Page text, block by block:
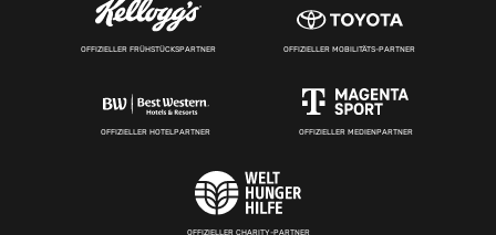
OFFIZIELLER FRÜHSTÜCKSPARTNER OFFIZIELLER MOBILITÄTS-PARTNER
OFFIZIELLER HOTELPARTNER OFFIZIELLER MEDIENPARTNER
OFFIZIELLER CHARITY-PARTNER